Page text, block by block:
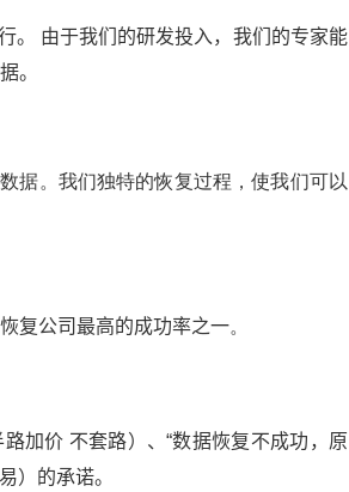
。
由于我们的研发投入，我们的专家能
。
据。我们独特的恢复过程，使我们可以
复公司最高的成功率之一。
加价 不套路）、“数据恢复不成功，原
）的承诺。